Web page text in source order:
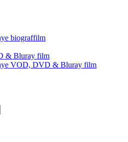
biograffilm
& Bluray film
VOD, DVD & Bluray film